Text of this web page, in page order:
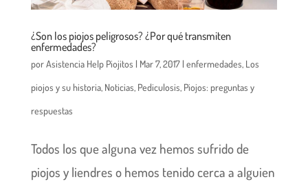
¿Son los piojos peligrosos? ¿Por qué transmiten
enfermedades?
porAsistencia Help Piojitos | Mar 7, 2017| enfermedades, Los
piojos y su historia, Noticias, Pediculosis, Piojos: preguntas y
respuestas
Todos los que alguna vez hemos sufrido de
piojos y liendres o hemos tenido cerca a alguien